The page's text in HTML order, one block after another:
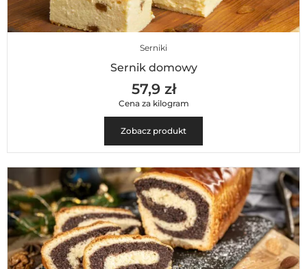
Serniki
Sernik domowy
57,9 zł
Cena za kilogram
Zobacz produkt